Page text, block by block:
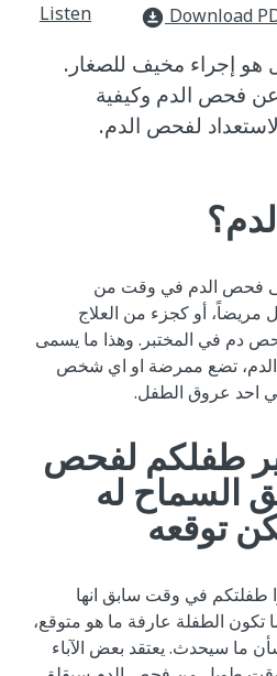
Listen
download_for_offline Download
هو إجراء مخيف للصغار.
فحص الدم وكيفية
لفحص الدم.
فحص الدم في وقت من
مريضاً، أو كجزء من العلاج
دم في المختبر. وهذا ما يسمى
تضع ممرضة او اي شخص
احد عروق الطفل.
طفلكم لفحص
السماح له
توقعه
طفلتكم في وقت سابق انها
الطفلة عارفة ما هو متوقع،
ما سيحدث. يعتقد بعض الآباء